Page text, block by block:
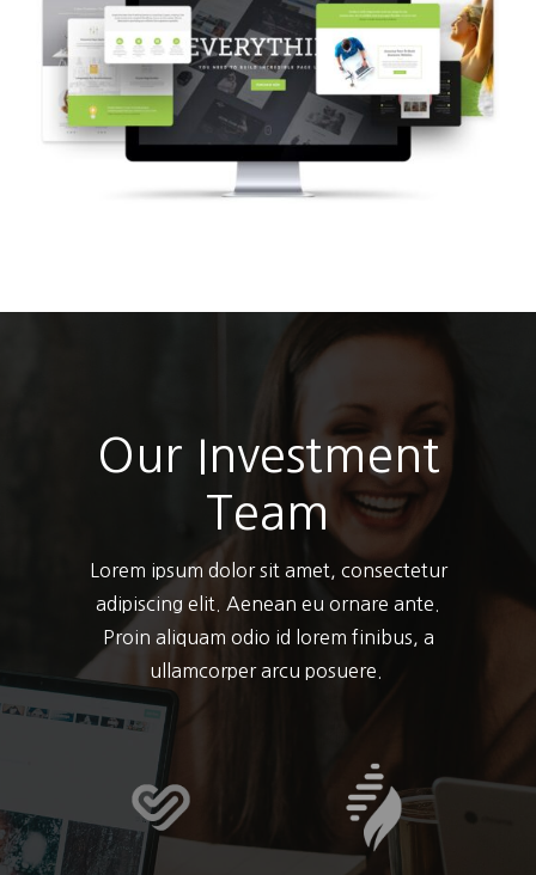
Our Investment
Team
Lorem ipsum dolor sit amet, consectetur
adipiscing elit. Aenean eu ornare ante.
Proin aliquam odio id lorem finibus, a
ullamcorper arcu posuere.